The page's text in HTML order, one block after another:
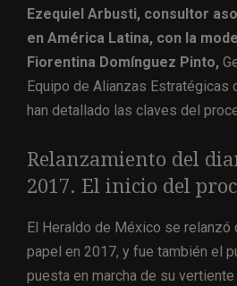
Ezequiel Arbusti, consultor
en América Latina, con la
Fiorentina Domínguez Pinto,
Equipo de Alianzas Estratégicas
han detallado las claves del
Relanzamiento del
2017. El inicio del
El Heraldo de México se relanzó
papel en 2017, y fue también el
puesta en marcha de su